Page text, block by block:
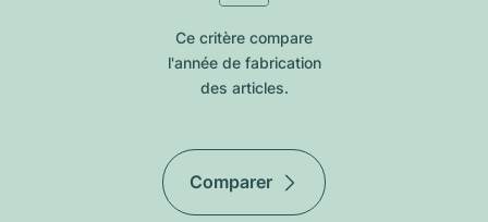
Ce critère compare
l'année de fabrication
des articles.
Comparer